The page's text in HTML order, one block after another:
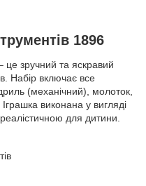
1896
це зручний та яскравий
Набір включає все
(механічний), молоток,
виконана у вигляді
для дитини.